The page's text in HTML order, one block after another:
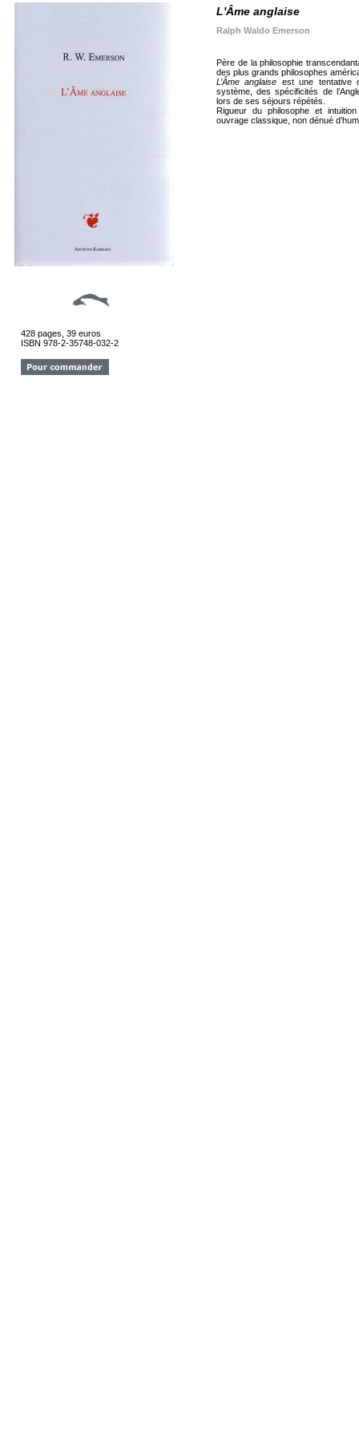
428 pages, 39 euros
ISBN 978-2-35748-032-2
L'Âme anglaise
Ralph Waldo Emerson
Père de la philosophie
des plus grands philosophes
L’Âme anglaise est une tentative
système, des spécificités de
lors de ses séjours répétés.
Rigueur du philosophe et
ouvrage classique, non dénué